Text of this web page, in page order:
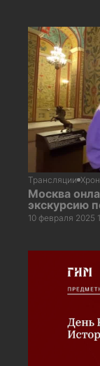
Трансляции
Москва
экскурсию
10 февраля 2025